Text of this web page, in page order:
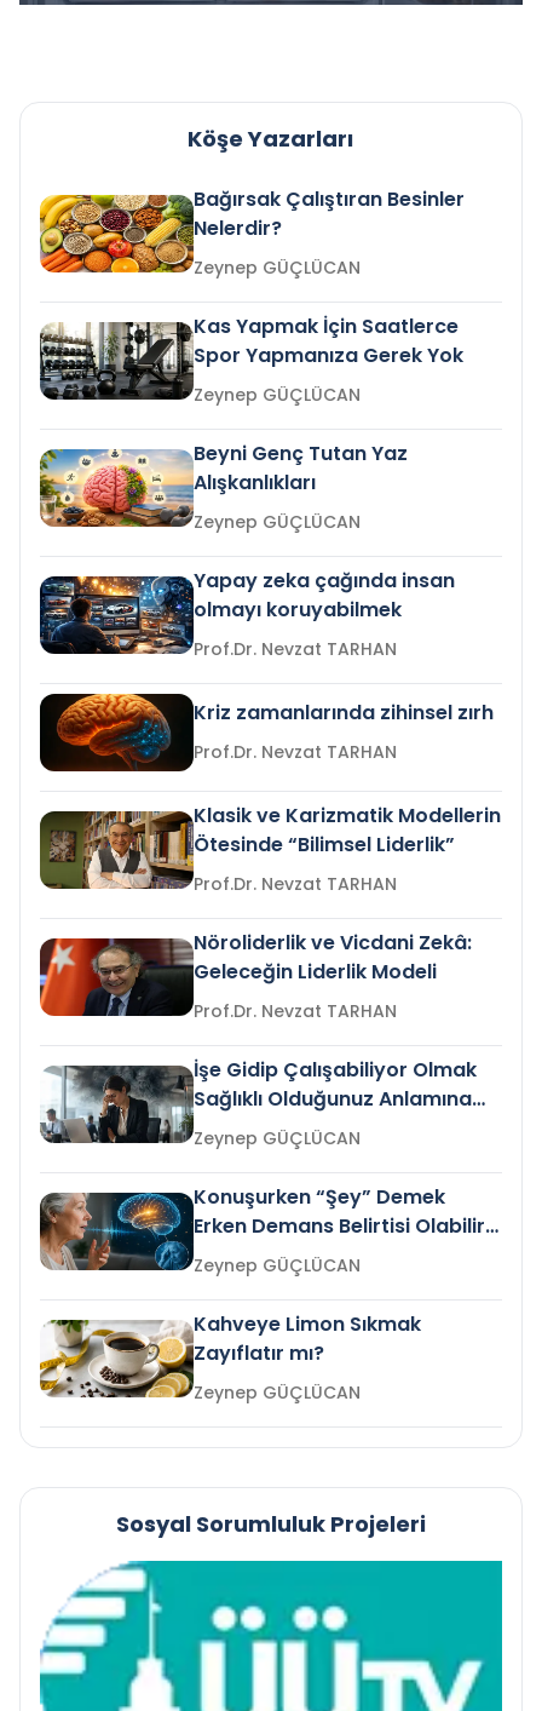
Köşe Yazarları
Bağırsak Çalıştıran Besinler
Nelerdir?
Zeynep GÜÇLÜCAN
Kas Yapmak İçin Saatlerce
Spor Yapmanıza Gerek Yok
Zeynep GÜÇLÜCAN
Beyni Genç Tutan Yaz
Alışkanlıkları
Zeynep GÜÇLÜCAN
Yapay zeka çağında insan
olmayı koruyabilmek
Prof.Dr. Nevzat TARHAN
Kriz zamanlarında zihinsel zırh
Prof.Dr. Nevzat TARHAN
Klasik ve Karizmatik Modellerin
Ötesinde “Bilimsel Liderlik”
Prof.Dr. Nevzat TARHAN
Nöroliderlik ve Vicdani Zekâ:
Geleceğin Liderlik Modeli
Prof.Dr. Nevzat TARHAN
İşe Gidip Çalışabiliyor Olmak
Sağlıklı Olduğunuz Anlamına
Gelir mi?Zeynep GÜÇLÜCAN
Konuşurken “Şey” Demek
Erken Demans Belirtisi Olabilir
mi?
Zeynep GÜÇLÜCAN
Kahveye Limon Sıkmak
Zayıflatır mı?
Zeynep GÜÇLÜCAN
Sosyal Sorumluluk Projeleri